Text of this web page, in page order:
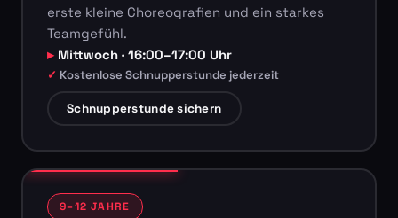
erste kleine Choreografien und ein starkes
Teamgefühl.
Mittwoch · 16:00–17:00 Uhr
Kostenlose Schnupperstunde jederzeit
Schnupperstunde sichern
9–12 JAHRE